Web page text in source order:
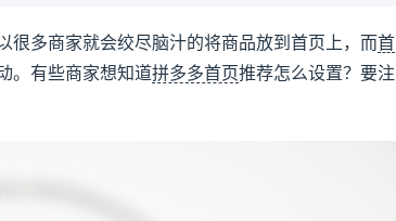
很多商家就会绞尽脑汁的将商品放到首页上，而首
。有些商家想知道拼多多首页推荐怎么设置？要注